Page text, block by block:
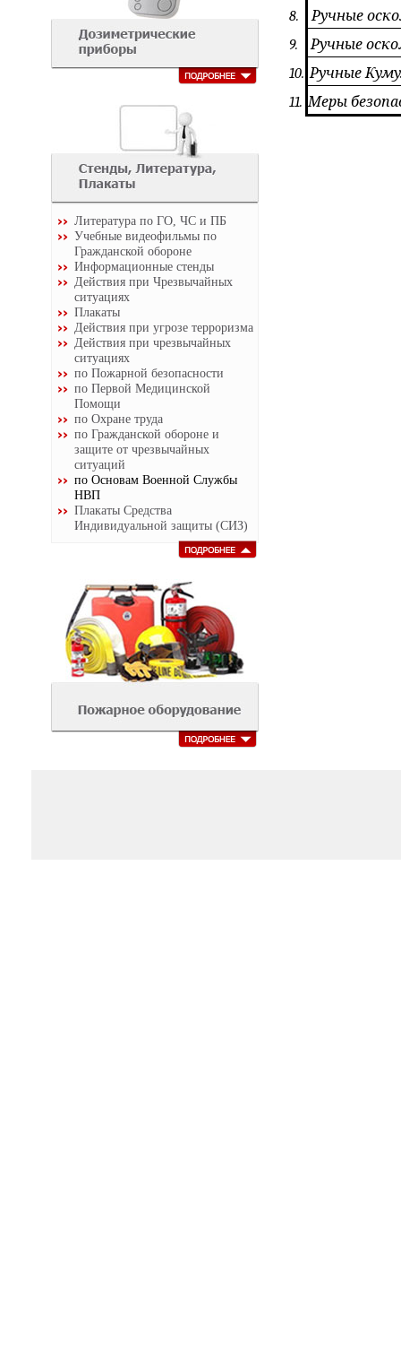
Литература по ГО, ЧС и ПБ
Учебные видеофильмы по
Гражданской обороне
Информационные стенды
Действия при Чрезвычайных
ситуациях
Плакаты
Действия при угрозе терроризма
Действия при чрезвычайных
ситуациях
по Пожарной безопасности
по Первой Медицинской
Помощи
по Охране труда
по Гражданской обороне и
защите от чрезвычайных
ситуаций
по Основам Военной Службы
НВП
Плакаты Средства
Индивидуальной защиты (СИЗ)
8.
Ручные
9.
Ручные
10. Ручные
11. Меры